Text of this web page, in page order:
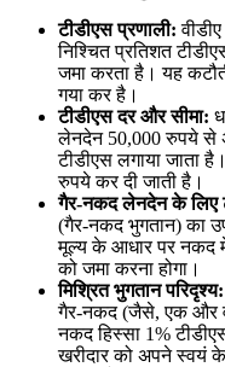
टीडीएस प्रणाली:
निश्चित प्रतिशत
जमा करता है। यह
गया कर है।
टीडीएस दर और सीमा:
लेनदेन 50,000 रुपये से
टीडीएस लगाया जाता
रुपये कर दी जाती है।
गैर-नकद लेनदेन के लिए
(गैर-नकद भुगतान) का
मूल्य के आधार पर नकद
को जमा करना होगा।
मिश्रित भुगतान परिदृश्य:
गैर-नकद (जैसे, एक और
नकद हिस्सा 1%
खरीदार को अपने स्वयं